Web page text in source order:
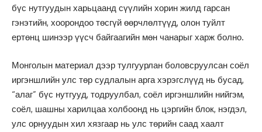
бүс нутгуудын харьцаанд сүүлийн хорин жилд гарсан
гэнэтийн, хоорондоо төсгүй өөрчлөлтүүд, олон туйлт
ертөнц шинээр үүсч байгаагийн мөн чанарыг харж болно.
Монголын материал дээр тулгуурлан боловсруулсан соёл
иргэншлийн улс төр судлалын арга хэрэгслүүд нь бусад,
“алаг” бүс нутгууд, тодруулбал, соёл иргэншлийн нийгэм,
соёл, шашны харилцаа холбоонд нь цэргийн блок, нэгдэл,
улс орнуудын хил хязгаар нь улс төрийн саад хаалт